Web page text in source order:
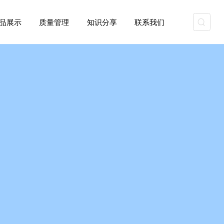
质能力 产品展示 质量管理 知识分享